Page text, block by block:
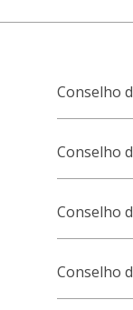
Conselho
Conselho
Conselho
Conselho